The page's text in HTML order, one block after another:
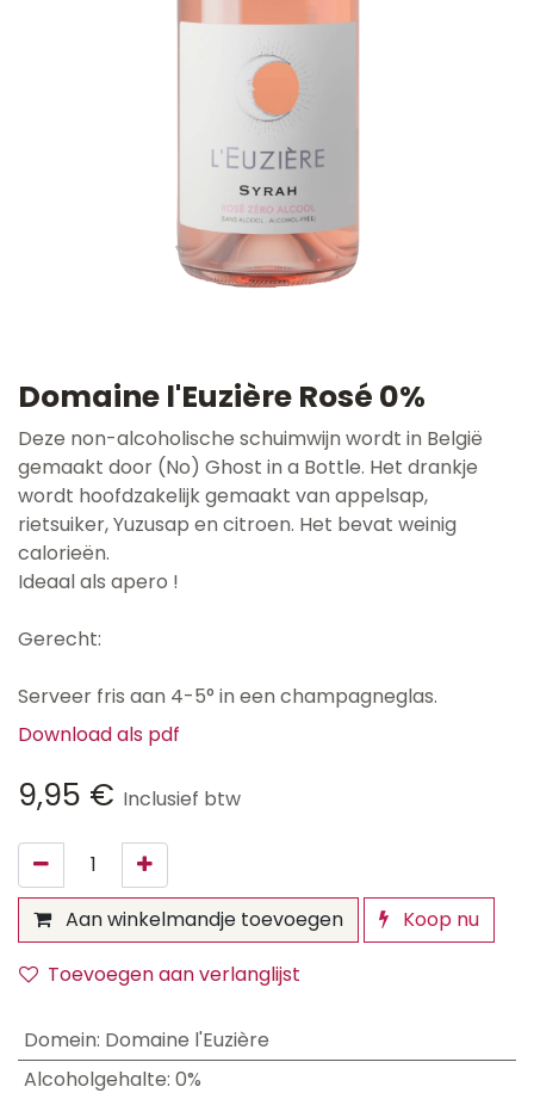
Domaine l'Euzière Rosé 0%
Deze non-alcoholische schuimwijn wordt in België
gemaakt door (No) Ghost in a Bottle. Het drankje
wordt hoofdzakelijk gemaakt van appelsap,
rietsuiker, Yuzusap en citroen. Het bevat weinig
calorieën.
Ideaal als apero !
Gerecht:
Serveer fris aan 4-5° in een champagneglas.
Download als pdf
9,95 € Inclusief btw
Aan winkelmandje toevoegen
Koop nu
Toevoegen aan verlanglijst
Domein: Domaine l'Euzière
Alcoholgehalte: 0%